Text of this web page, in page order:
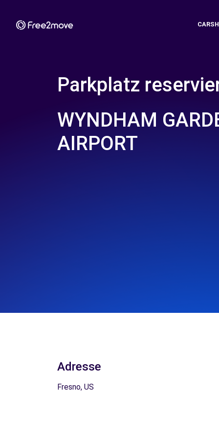
Parkplatz
WYNDHAM
AIRPORT
Adresse
Fresno, US